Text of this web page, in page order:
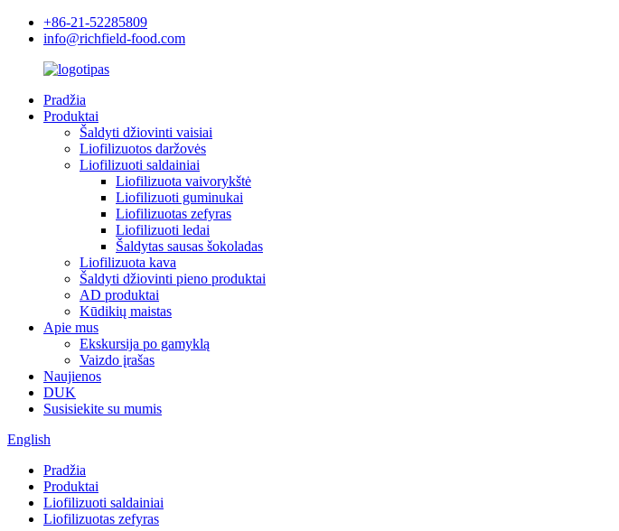
+86-21-52285809
info@richfield-food.com
Pradžia
Produktai
Šaldyti džiovinti vaisiai
Liofilizuotos daržovės
Liofilizuoti saldainiai
Liofilizuota vaivorykštė
Liofilizuoti guminukai
Liofilizuotas zefyras
Liofilizuoti ledai
Šaldytas sausas šokoladas
Liofilizuota kava
Šaldyti džiovinti pieno produktai
AD produktai
Kūdikių maistas
Apie mus
Ekskursija po gamyklą
Vaizdo įrašas
Naujienos
DUK
Susisiekite su mumis
English
Pradžia
Produktai
Liofilizuoti saldainiai
Liofilizuotas zefyras